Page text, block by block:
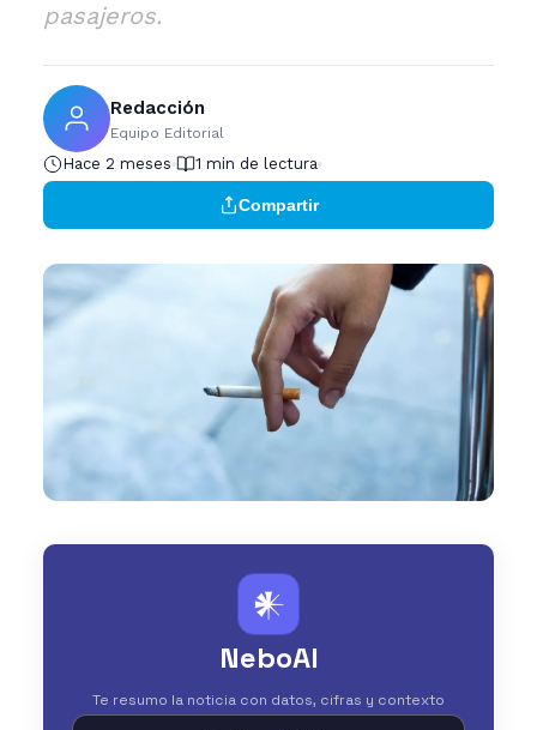
pasajeros.
Redacción
Equipo Editorial
Hace 2 meses 1 min de lectura
Compartir
𒀭
NeboAI
Te resumo la noticia con datos, cifras y contexto